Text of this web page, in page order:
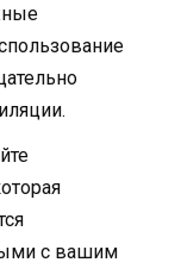
с вашим